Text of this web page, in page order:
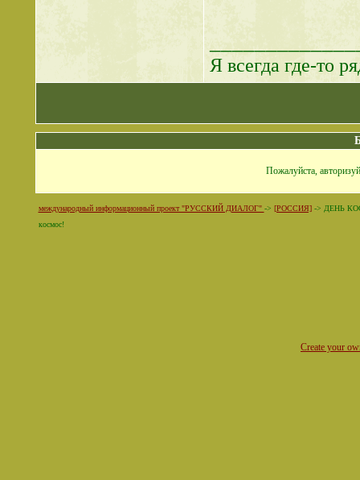
Я всегда где-то
Пожалуйста,
международный информационный проект "РУССКИЙ ДИАЛОГ" -> [РОССИЯ]-> ДЕНЬ
космос!
Create your